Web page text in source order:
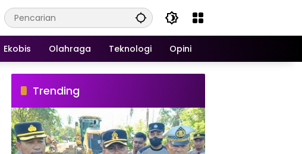
Ekobis Olahraga Teknologi Opini
Trending